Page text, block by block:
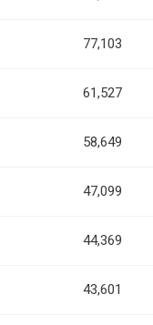
77,103
61,527
58,649
47,099
44,369
43,601